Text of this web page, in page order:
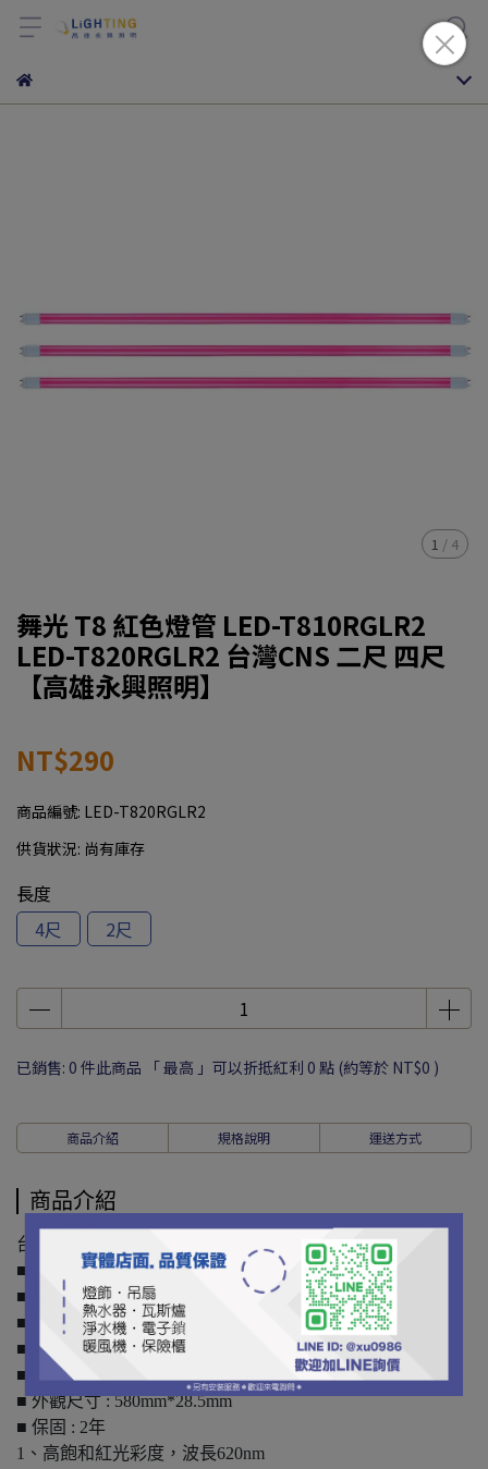
1 / 4
舞光 T8 紅色燈管 LED-T810RGLR2
LED-T820RGLR2 台灣CNS 二尺 四尺
【高雄永興照明】
NT$290
商品編號: LED-T820RGLR2
供貨狀況: 尚有庫存
長度
4尺
2尺
已銷售: 0 件此商品 「 最高 」可以折抵紅利 0 點 (約等於 NT$0 )
商品介紹 規格說明 運送方式
商品介紹
台灣CNS通過 保固二年
■ 舞光 10W T8二尺燈管
■ 紅光
■ 消耗功率 : 10W
■ 功率因素 : 0.9
■ 光束角 : 300度
■ 外觀尺寸 : 580mm*28.5mm
■ 保固 : 2年
1、高飽和紅光彩度，波長620nm